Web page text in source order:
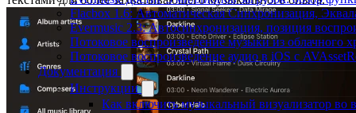
Flacbox 1.6: Автоматическая Синхронизация,
Evermusic 2.3: Автосинхронизация, позиция
Потоковое воспроизведение музыки из облачного
Потоковое воспроизведение аудио в iOS с
Документация
Инструкции
Как включить музыкальный визуализатор во